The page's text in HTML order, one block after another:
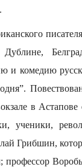
и комедию
в
ученики,
Грибшин,
профессор